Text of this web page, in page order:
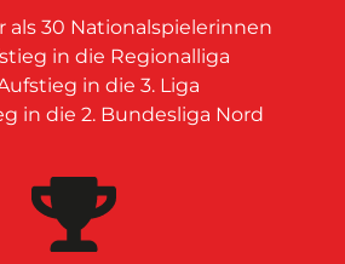
als 30 Nationalspielerinnen
in die Regionalliga
in die 3. Liga
in die 2. Bundesliga Nord